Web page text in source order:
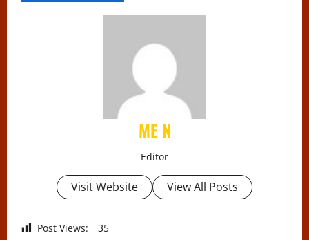
ME N
Editor
Visit Website View All Posts
Post Views: 35